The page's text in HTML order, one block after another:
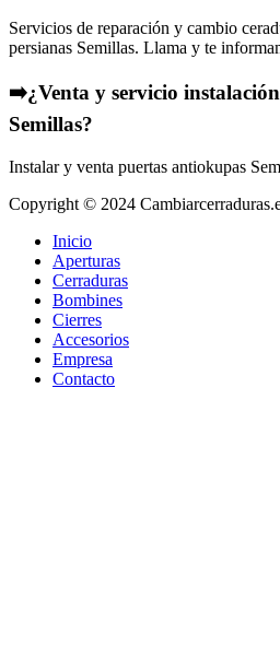
Servicios de reparación y cambio
persianas Semillas. Llama y te
➡️¿Venta y servicio
Semillas?
Instalar y venta puertas antiokupas
Copyright © 2024
Inicio
Aperturas
Cerraduras
Bombines
Cierres
Accesorios
Empresa
Contacto